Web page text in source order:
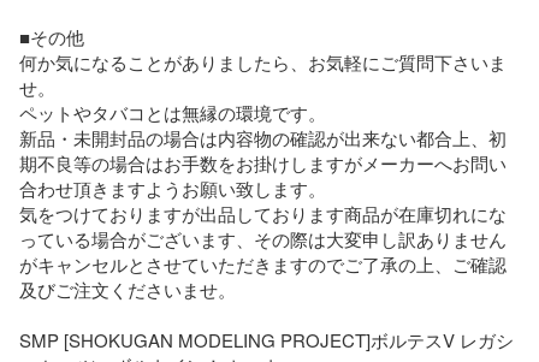
■その他
何か気になることがありましたら、お気軽にご質問下さいま
せ。
ペットやタバコとは無縁の環境です。
新品・未開封品の場合は内容物の確認が出来ない都合上、初
期不良等の場合はお手数をお掛けしますがメーカーへお問い
合わせ頂きますようお願い致します。
気をつけておりますが出品しております商品が在庫切れにな
っている場合がございます、その際は大変申し訳ありません
がキャンセルとさせていただきますのでご了承の上、ご確認
及びご注文くださいませ。
SMP [SHOKUGAN MODELING PROJECT]ボルテスV レガシ